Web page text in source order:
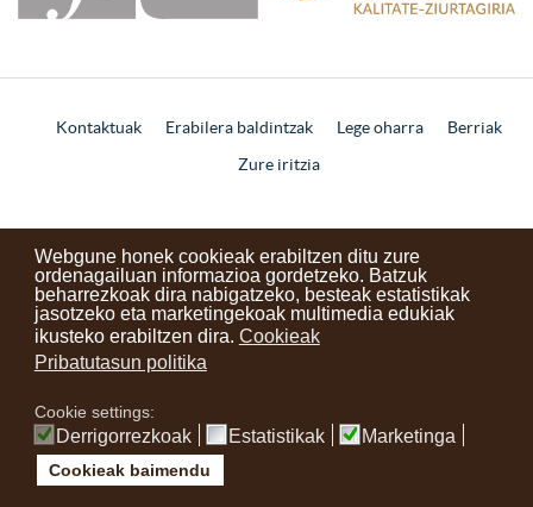
Webgune honek cookieak erabiltzen ditu zure
ordenagailuan informazioa gordetzeko. Batzuk
beharrezkoak dira nabigatzeko, besteak estatistikak
jasotzeko eta marketingekoak multimedia edukiak
ikusteko erabiltzen dira. Cookieak
Pribatutasun politika
Cookie settings:
Derrigorrezkoak Estatistikak Marketinga
Cookieak baimendu
Kontaktuak Erabilera baldintzak Lege oharra
Berriak
Zure iritzia